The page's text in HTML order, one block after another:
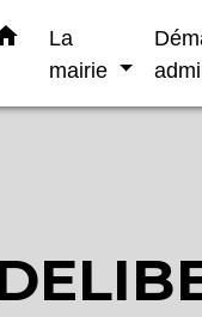
La
mairie